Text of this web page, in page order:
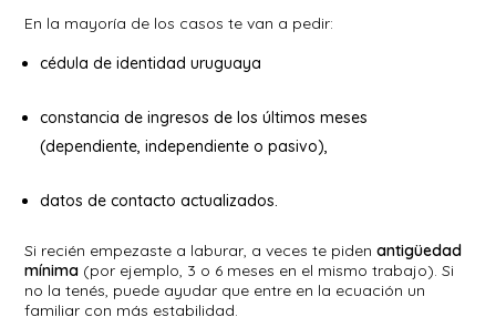
En la mayoría de los casos te van a pedir:
cédula de identidad uruguaya
constancia de ingresos de los últimos meses
(dependiente, independiente o pasivo),
datos de contacto actualizados.
Si recién empezaste a laburar, a veces te pidenantigüedad
mínima (por ejemplo, 3 o 6 meses en el mismo trabajo). Si
no la tenés, puede ayudar que entre en la ecuación un
familiar con más estabilidad.